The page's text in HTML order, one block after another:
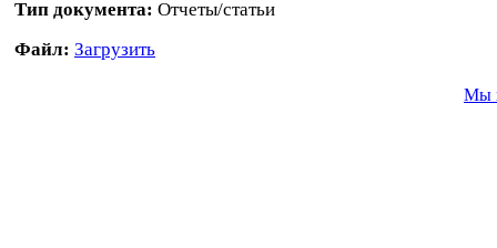
Тип документа: Отчеты/статьи
Файл: Загрузить
Мы